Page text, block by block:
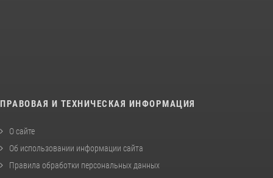
ПРАВОВАЯ И ТЕХНИЧЕСКАЯ ИНФОРМАЦИЯ
О сайте
Об использовании информации сайта
Правила обработки персональных данных